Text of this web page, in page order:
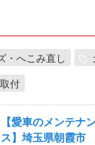
・へこみ直し
付
【愛車のメンテナ
ス】埼玉県朝霞市